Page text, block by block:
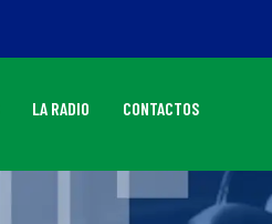
LA RADIO CONTACTOS